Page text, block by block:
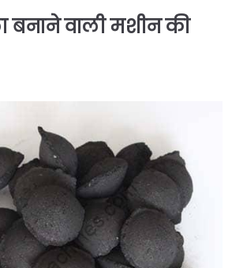
वाली मशीन की